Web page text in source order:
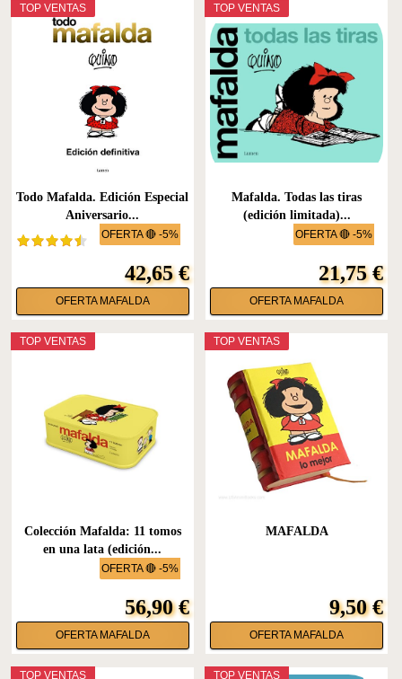
OFERTA 🔴 -5%
TOP VENTAS
Todo Mafalda. Edición Especial
Aniversario...
42,65 €
OFERTA MAFALDA
OFERTA 🔴 -5%
TOP VENTAS
Mafalda. Todas las tiras
(edición limitada)...
21,75 €
OFERTA MAFALDA
OFERTA 🔴 -5%
TOP VENTAS
Colección Mafalda: 11 tomos
en una lata (edición...
56,90 €
OFERTA MAFALDA
TOP VENTAS
MAFALDA
9,50 €
OFERTA MAFALDA
TOP VENTAS TOP VENTAS